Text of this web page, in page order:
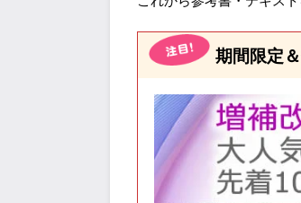
期間限定